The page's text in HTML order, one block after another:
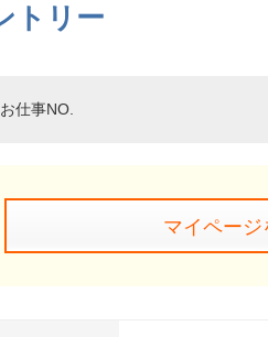
トリー
お仕事NO.
マイペー